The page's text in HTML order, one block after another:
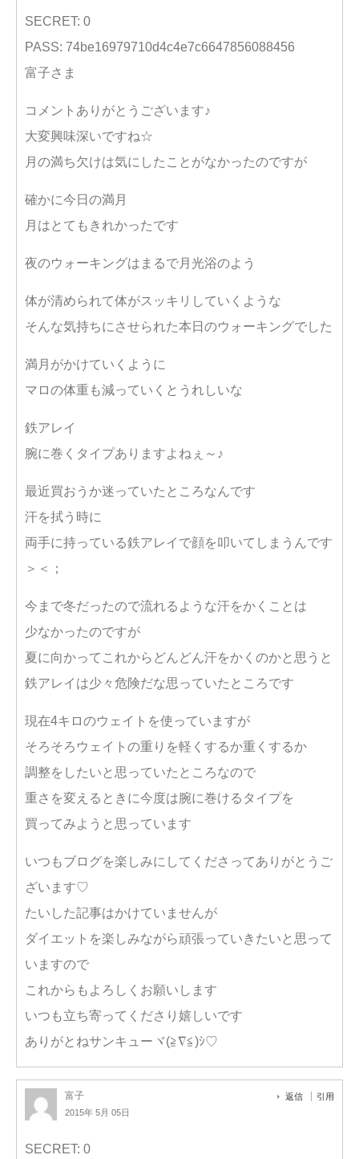
SECRET: 0
PASS: 74be16979710d4c4e7c6647856088456
富子さま
コメントありがとうございます♪
大変興味深いですね☆
月の満ち欠けは気にしたことがなかったのですが
確かに今日の満月
月はとてもきれかったです
夜のウォーキングはまるで月光浴のよう
体が清められて体がスッキリしていくような
そんな気持ちにさせられた本日のウォーキングでした
満月がかけていくように
マロの体重も減っていくとうれしいな
鉄アレイ
腕に巻くタイプありますよねぇ～♪
最近買おうか迷っていたところなんです
汗を拭う時に
両手に持っている鉄アレイで顔を叩いてしまうんです
＞＜；
今まで冬だったので流れるような汗をかくことは
少なかったのですが
夏に向かってこれからどんどん汗をかくのかと思うと
鉄アレイは少々危険だな思っていたところです
現在4キロのウェイトを使っていますが
そろそろウェイトの重りを軽くするか重くするか
調整をしたいと思っていたところなので
重さを変えるときに今度は腕に巻けるタイプを
買ってみようと思っています
いつもブログを楽しみにしてくださってありがとうご
ざいます♡
たいした記事はかけていませんが
ダイエットを楽しみながら頑張っていきたいと思って
いますので
これからもよろしくお願いします
いつも立ち寄ってくださり嬉しいです
ありがとねサンキューヾ(≧∇≦)ｼ♡
富子
2015年 5月 05日
返信 引用
SECRET: 0